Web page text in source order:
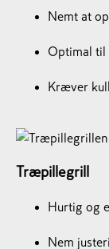
Nemt at
Optimal til
​​​​​​​Kræver
Træpillegrill
Hurtig og
Nem